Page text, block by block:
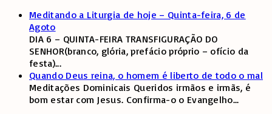
Meditando a Liturgia de hoje – Quinta-feira, 6 de
Agoto
DIA 6 – QUINTA-FEIRA TRANSFIGURAÇÃO DO
SENHOR(branco, glória, prefácio próprio – ofício da
festa)...
Quando Deus reina, o homem é liberto de todo o mal
Meditações Dominicais Queridos irmãos e irmãs, é
bom estar com Jesus. Confirma-o o Evangelho...